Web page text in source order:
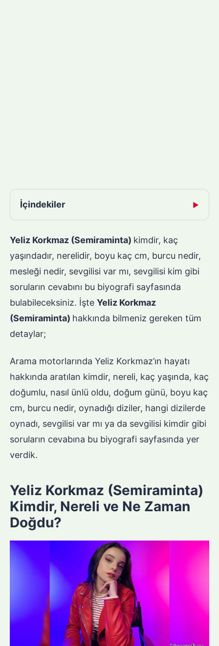
İçindekiler ▶
Yeliz Korkmaz (Semiraminta) kimdir, kaç
yaşındadır, nerelidir, boyu kaç cm, burcu nedir,
mesleği nedir, sevgilisi var mı, sevgilisi kim gibi
soruların cevabını bu biyografi sayfasında
bulabileceksiniz. İşte Yeliz Korkmaz
(Semiraminta) hakkında bilmeniz gereken tüm
detaylar;
Arama motorlarında Yeliz Korkmaz’ın hayatı
hakkında aratılan kimdir, nereli, kaç yaşında, kaç
doğumlu, nasıl ünlü oldu, doğum günü, boyu kaç
cm, burcu nedir, oynadığı diziler, hangi dizilerde
oynadı, sevgilisi var mı ya da sevgilisi kimdir gibi
soruların cevabına bu biyografi sayfasında yer
verdik.
Yeliz Korkmaz (Semiraminta)
Kimdir, Nereli ve Ne Zaman
Doğdu?